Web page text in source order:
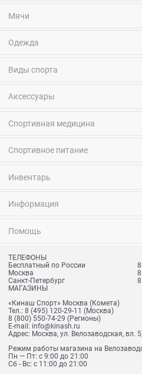
Мячи
Одежда
Виды спорта
Аксессуары
Спортивная медицина
Спортивное питание
Инвентарь
Информация
Помощь
ТЕЛЕФОНЫ
Бесплатный по России
Москва
Санкт-Петербург
МАГАЗИНЫ
«Кинаш Спорт» Москва (Комета)
Тел.: 8 (495) 120-29-11 (Москва)
8 (800) 550-74-29 (Регионы)
E-mail: info@kinash.ru
Адрес: Москва, ул. Велозаводская, вл.
Режим работы магазина на
Пн — Пт: с 9:00 до 21:00
Сб - Вс: с 11:00 до 21:00